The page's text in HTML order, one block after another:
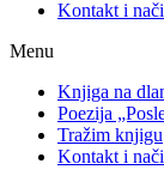
Kontakt i
Menu
Knjiga na
Poezija
Tražim knjigu
Kontakt i